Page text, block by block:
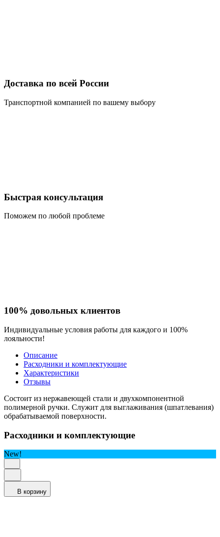
Доставка по всей России
Транспортной компанией по вашему выбору
Быстрая консультация
Поможем по любой проблеме
100% довольных клиентов
Индивидуальные условия работы для каждого и 100%
лояльности!
Описание
Расходники и комплектующие
Характеристики
Отзывы
Состоит из нержавеющей стали и двухкомпонентной
полимерной ручки. Служит для выглаживания (шпатлевания)
обрабатываемой поверхности.
Расходники и комплектующие
New!
В корзину